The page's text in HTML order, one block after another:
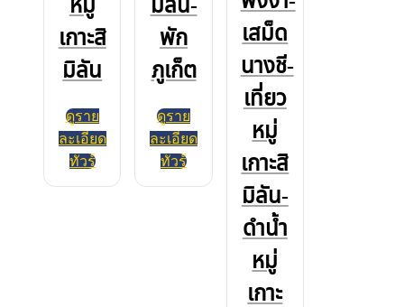
หมู่
เกาะสิ
มิลัน
ดูราย
ละเอียด
ทัวร์
มิลัน-
พัก
ภูเก็ต
ดูราย
ละเอียด
ทัวร์
เสม็ด
นางชี-
เที่ยว
หมู่
เกาะสิ
มิลัน-
ดำน้ำ
หมู่
เกาะ